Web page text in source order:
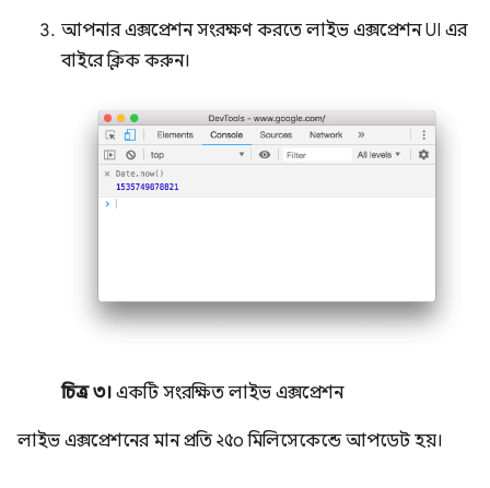
আপনার এক্সপ্রেশন সংরক্ষণ করতে লাইভ এক্সপ্রেশন UI এর
বাইরে ক্লিক করুন।
চিত্র ৩। একটি সংরক্ষিত লাইভ এক্সপ্রেশন
লাইভ এক্সপ্রেশনের মান প্রতি ২৫০ মিলিসেকেন্ডে আপডেট হয়।